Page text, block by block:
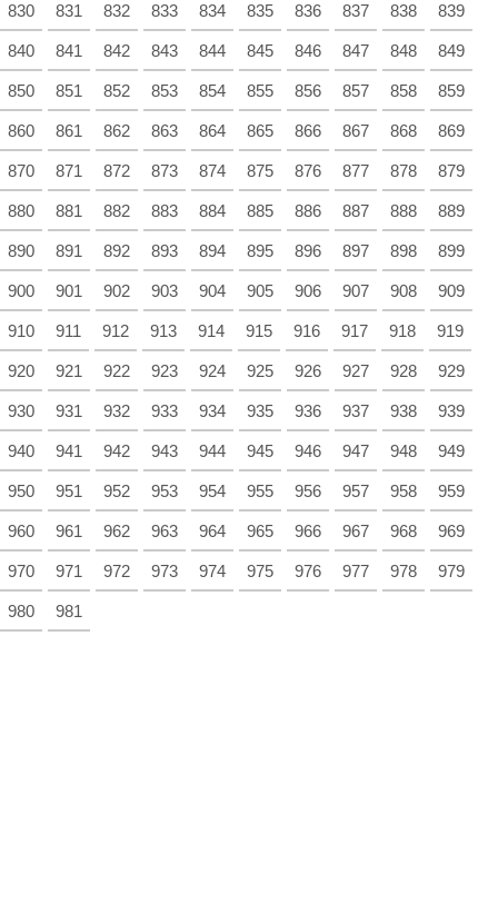
830 831 832 833 834 835 836 837 838 839
840 841 842 843 844 845 846 847 848 849
850 851 852 853 854 855 856 857 858 859
860 861 862 863 864 865 866 867 868 869
870 871 872 873 874 875 876 877 878 879
880 881 882 883 884 885 886 887 888 889
890 891 892 893 894 895 896 897 898 899
900 901 902 903 904 905 906 907 908 909
910 911 912 913 914 915 916 917 918 919
920 921 922 923 924 925 926 927 928 929
930 931 932 933 934 935 936 937 938 939
940 941 942 943 944 945 946 947 948 949
950 951 952 953 954 955 956 957 958 959
960 961 962 963 964 965 966 967 968 969
970 971 972 973 974 975 976 977 978 979
980 981